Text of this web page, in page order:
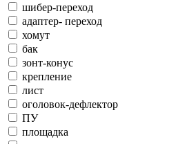
шибер-переход
адаптер- переход
хомут
бак
зонт-конус
крепление
лист
оголовок-дефлектор
ПУ
площадка